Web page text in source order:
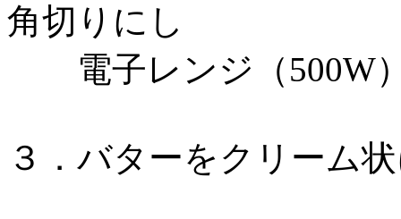
角切りにし
電子レンジ（500W
３．バターをクリーム